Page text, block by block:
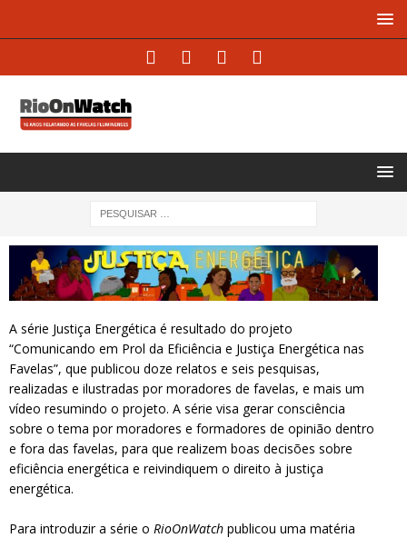
A série Justiça Energética é resultado do projeto
“Comunicando em Prol da Eficiência e Justiça Energética nas
Favelas”, que publicou doze relatos e seis pesquisas,
realizadas e ilustradas por moradores de favelas, e mais um
vídeo resumindo o projeto. A série visa gerar consciência
sobre o tema por moradores e formadores de opinião dentro
e fora das favelas, para que realizem boas decisões sobre
eficiência energética e reivindiquem o direito à justiça
energética.
Para introduzir a série o RioOnWatch publicou uma matéria